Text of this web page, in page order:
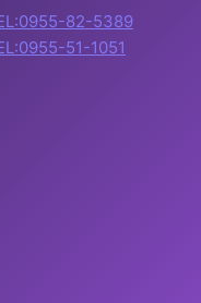
82-5389
51-1051